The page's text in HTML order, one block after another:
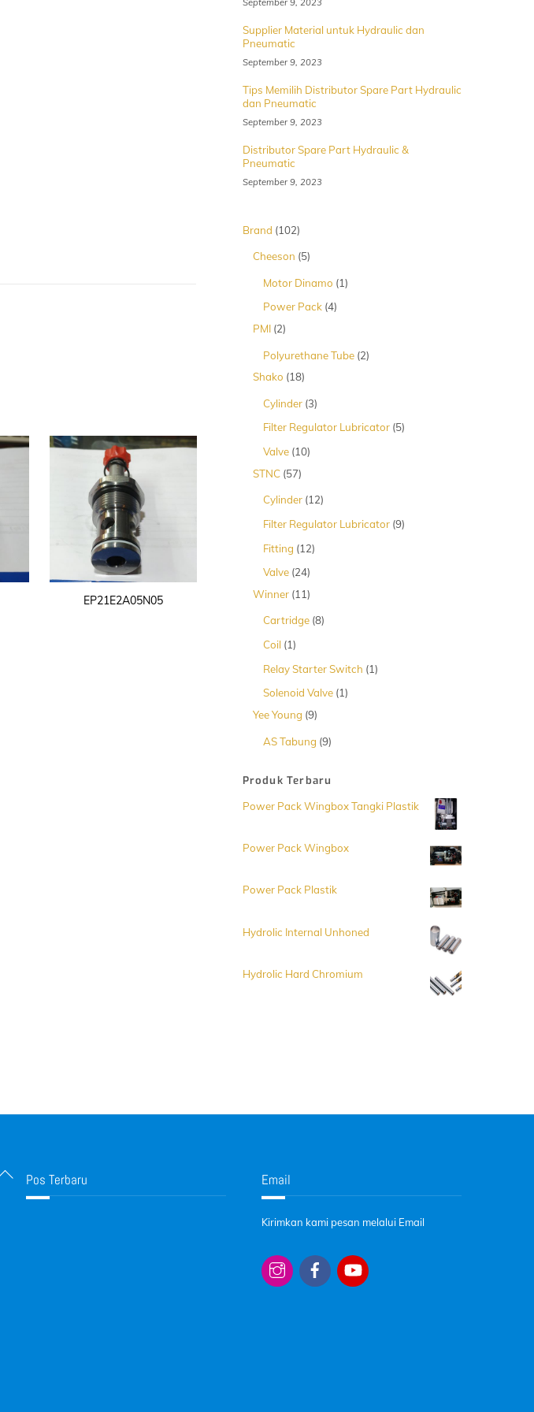
EP21E2A05N05
September 9, 2023
Supplier Material untuk Hydraulic dan
Pneumatic
September 9, 2023
Tips Memilih Distributor Spare Part Hydraulic
dan Pneumatic
September 9, 2023
Distributor Spare Part Hydraulic &
Pneumatic
September 9, 2023
Brand 102102
Cheeson 55
Motor Dinamo
11
Power Pack 44
PMI 22
Polyurethane Tube 22
Shako 1818
Cylinder 33
Filter Regulator Lubricator 55
Valve 1010
STNC 5757
Cylinder 1212
Filter Regulator Lubricator 99
Fitting 1212
Valve 2424
Winner 1111
Cartridge 88
Coil 11
Relay Starter Switch 11
Solenoid Valve 11
Yee Young 99
AS Tabung 99
Produk Terbaru
Power Pack Wingbox Tangki Plastik
Power Pack Wingbox
Power Pack Plastik
Hydrolic Internal Unhoned
Hydrolic Hard Chromium
Back
To
Pos Terbaru Email
Kirimkan kami pesan melalui Email